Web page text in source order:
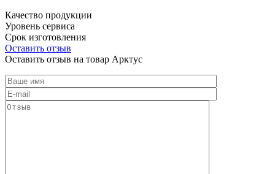
Качество продукции
Уровень сервиса
Срок изготовления
Оставить отзыв
Оставить отзыв на товар Арктус